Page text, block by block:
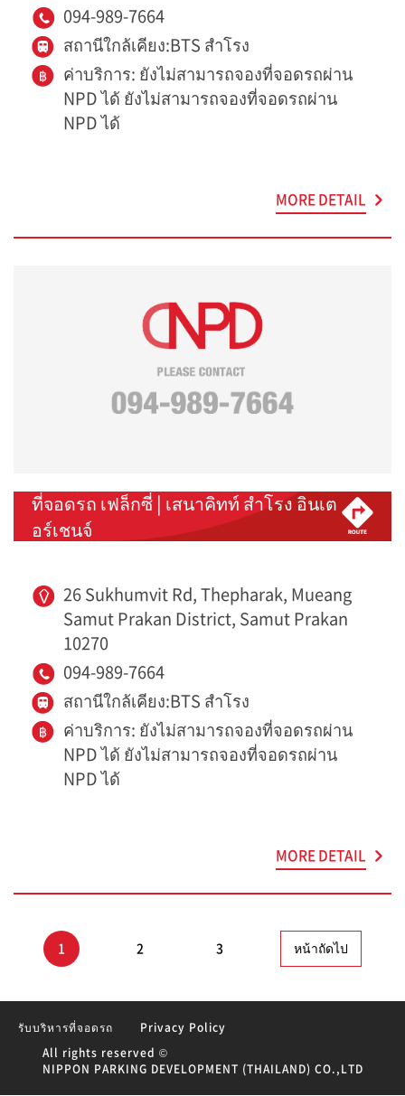
094-989-7664
สถานีใกล้เคียง:BTS สำโรง
ค่าบริการ: ยังไม่สามารถจองที่จอดรถผ่าน
NPD ได้ ยังไม่สามารถจองที่จอดรถผ่าน
NPD ได้
MORE DETAIL
ที่จอดรถ เฟล็กซี่ | เสนาคิทท์ สำโรง อินเต
อร์เชนจ์
26 Sukhumvit Rd, Thepharak, Mueang
Samut Prakan District, Samut Prakan
10270
094-989-7664
สถานีใกล้เคียง:BTS สำโรง
ค่าบริการ: ยังไม่สามารถจองที่จอดรถผ่าน
NPD ได้ ยังไม่สามารถจองที่จอดรถผ่าน
NPD ได้
MORE DETAIL
1 2 3 หน้าถัดไป
All rights reserved ©
NIPPON PARKING DEVELOPMENT (THAILAND) CO.,LTD
รับบริหารที่จอดรถ Privacy Policy